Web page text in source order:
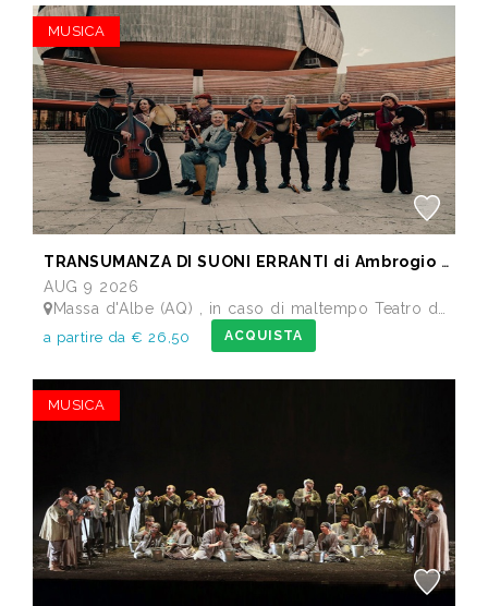
MUSICA
TRANSUMANZA DI SUONI ERRANTI di Ambrogio Sparagna
AUG 9 2026
Massa d'Albe (AQ) , in caso di maltempo Teatro dei Marsi Avezzano AQ - Anfiteatro Romano di Alba Fucens
a partire da € 26,50 ACQUISTA
MUSICA